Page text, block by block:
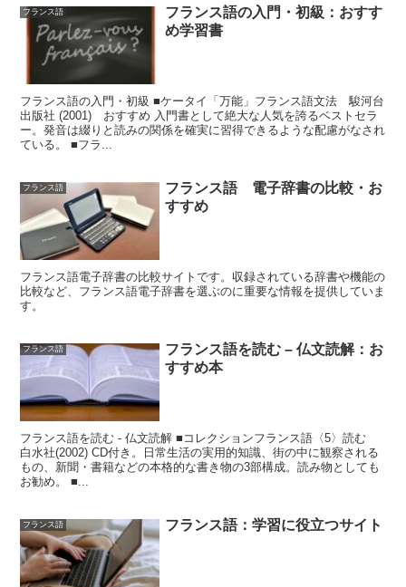
フランス語
フランス語の入門・初級：おすす
め学習書
フランス語の入門・初級 ■ケータイ「万能」フランス語文法 駿河台
出版社 (2001) おすすめ 入門書として絶大な人気を誇るベストセラ
ー。発音は綴りと読みの関係を確実に習得できるような配慮がなされ
ている。 ■フラ...
フランス語
フランス語 電子辞書の比較・お
すすめ
フランス語電子辞書の比較サイトです。収録されている辞書や機能の
比較など、フランス語電子辞書を選ぶのに重要な情報を提供していま
す。
フランス語
フランス語を読む – 仏文読解：お
すすめ本
フランス語を読む - 仏文読解 ■コレクションフランス語〈5〉読む
白水社(2002) CD付き。日常生活の実用的知識、街の中に観察される
もの、新聞・書籍などの本格的な書き物の3部構成。読み物としても
お勧め。 ■...
フランス語 フランス語：学習に役立つサイト